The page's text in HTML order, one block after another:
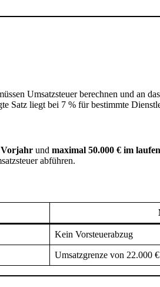
Umsatzsteuer berechnen und an
Satz liegt bei 7 % für bestimmte
Vorjahr und maximal 50.000 € im
abführen.
Kein Vorsteuerabzug
Umsatzgrenze von 22.000